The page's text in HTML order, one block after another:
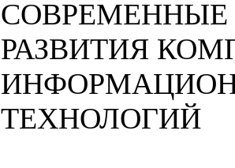
РАЗВИТИЯ
ТЕХНОЛОГИЙ